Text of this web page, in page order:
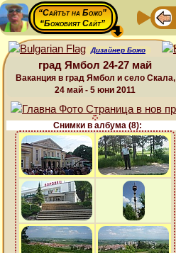
“Сайтът на Божо”
“Божовият Сайт”
Дизайнер Божо
град Ямбол 24-27 май
Ваканция в град Ямбол и село Скала,
24 май - 5 юни 2011
Снимки в албума (8):